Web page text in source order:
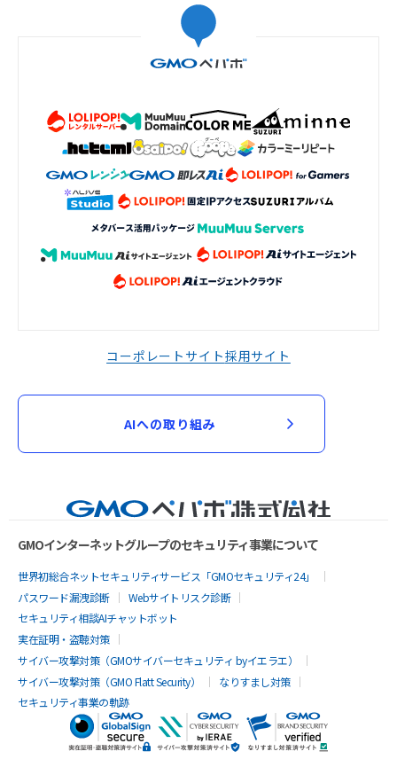
コーポレートサイト採用サイト
AIへの取り組み
GMOインターネットグループのセキュリティ事業について
世界初総合ネットセキュリティサービス「GMOセキュリティ24」
パスワード漏洩診断
Webサイトリスク診断
セキュリティ相談AIチャットボット
実在証明・盗聴対策
サイバー攻撃対策（GMOサイバーセキュリティ byイエラエ）
サイバー攻撃対策（GMO Flatt Security）
なりすまし対策
セキュリティ事業の軌跡